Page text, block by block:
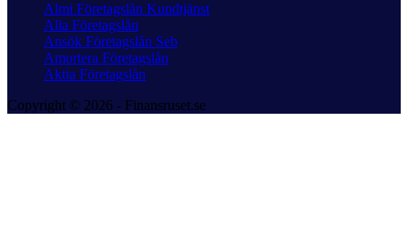
Almi Företagslån Kundtjänst
Alla Företagslån
Ansök Företagslån Seb
Amortera Företagslån
Aktia Företagslån
Copyright © 2026 - Finansruset.se